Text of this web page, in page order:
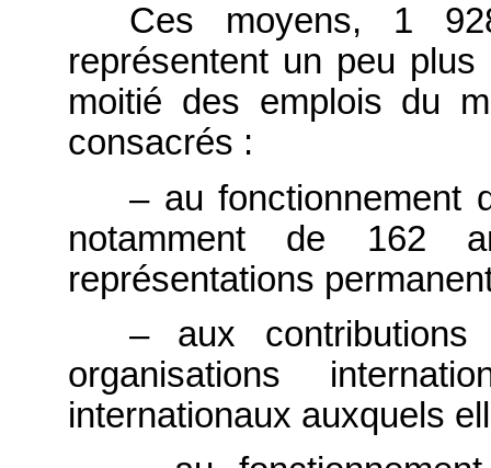
Ces moyens, 1
représentent un peu
moitié des emplois du
consacrés :
– au fonctionnement
notamment de 162
représentations
– aux
organisations
internationaux auxquels